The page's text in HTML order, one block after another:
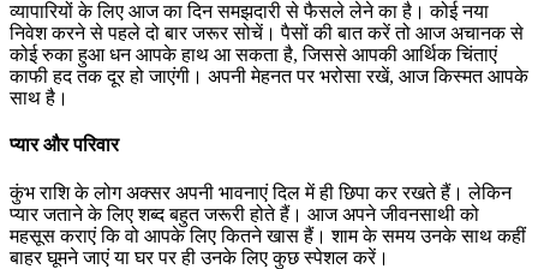
व्यापारियों के लिए आज का दिन समझदारी से फैसले लेने का है। कोई नया
निवेश करने से पहले दो बार जरूर सोचें। पैसों की बात करें तो आज अचानक से
कोई रुका हुआ धन आपके हाथ आ सकता है, जिससे आपकी आर्थिक चिंताएं
काफी हद तक दूर हो जाएंगी। अपनी मेहनत पर भरोसा रखें, आज किस्मत आपके
साथ है।
प्यार और परिवार
कुंभ राशि के लोग अक्सर अपनी भावनाएं दिल में ही छिपा कर रखते हैं। लेकिन
प्यार जताने के लिए शब्द बहुत जरूरी होते हैं। आज अपने जीवनसाथी को
महसूस कराएं कि वो आपके लिए कितने खास हैं। शाम के समय उनके साथ कहीं
बाहर घूमने जाएं या घर पर ही उनके लिए कुछ स्पेशल करें।